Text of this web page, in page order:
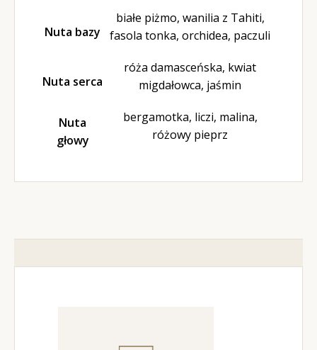
Nuta bazy
białe piżmo, wanilia z Tahiti,
fasola tonka, orchidea, paczuli
Nuta serca
róża damasceńska, kwiat
migdałowca, jaśmin
Nuta
głowy
bergamotka, liczi, malina,
różowy pieprz